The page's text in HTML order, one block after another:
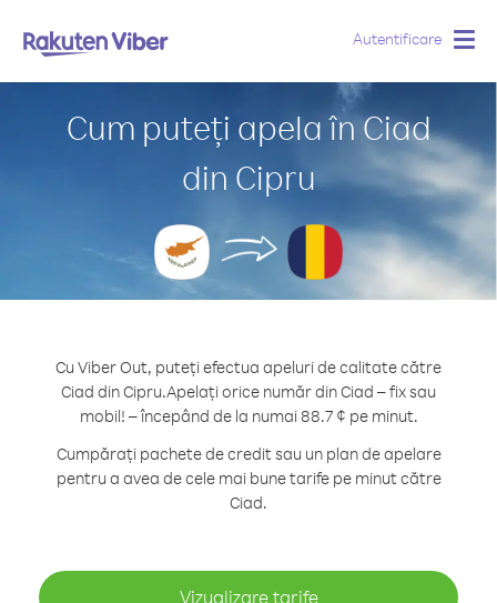
Autentificare
Cum puteți apela în Ciad
din Cipru
Cu Viber Out, puteți efectua apeluri de calitate către
Ciad din Cipru.Apelați orice număr din Ciad – fix sau
mobil! – începând de la numai 88.7 ¢ pe minut.
Cumpărați pachete de credit sau un plan de apelare
pentru a avea de cele mai bune tarife pe minut către
Ciad.
Vizualizare tarife